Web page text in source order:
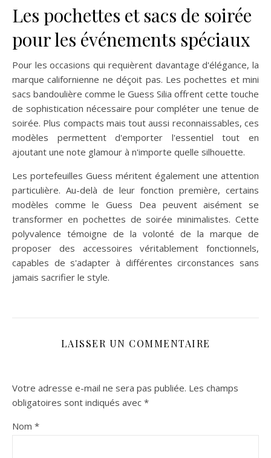
Les pochettes et sacs de soirée
pour les événements spéciaux
Pour les occasions qui requièrent davantage d'élégance, la
marque californienne ne déçoit pas. Les pochettes et mini
sacs bandoulière comme le Guess Silia offrent cette touche
de sophistication nécessaire pour compléter une tenue de
soirée. Plus compacts mais tout aussi reconnaissables, ces
modèles permettent d'emporter l'essentiel tout en
ajoutant une note glamour à n'importe quelle silhouette.
Les portefeuilles Guess méritent également une attention
particulière. Au-delà de leur fonction première, certains
modèles comme le Guess Dea peuvent aisément se
transformer en pochettes de soirée minimalistes. Cette
polyvalence témoigne de la volonté de la marque de
proposer des accessoires véritablement fonctionnels,
capables de s'adapter à différentes circonstances sans
jamais sacrifier le style.
LAISSER UN COMMENTAIRE
Votre adresse e-mail ne sera pas publiée. Les champs
obligatoires sont indiqués avec *
Nom *